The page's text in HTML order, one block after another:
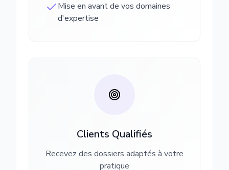
Mise en avant de vos domaines
d'expertise
Clients Qualifiés
Recevez des dossiers adaptés à votre
pratique